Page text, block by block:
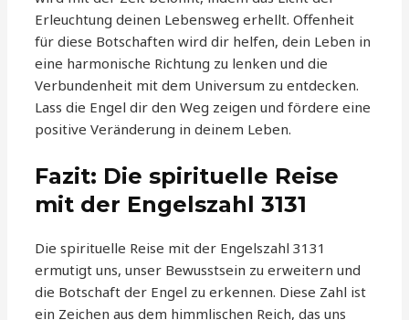
Erleuchtung deinen Lebensweg erhellt. Offenheit
für diese Botschaften wird dir helfen, dein Leben in
eine harmonische Richtung zu lenken und die
Verbundenheit mit dem Universum zu entdecken.
Lass die Engel dir den Weg zeigen und fördere eine
positive Veränderung in deinem Leben.
Fazit: Die spirituelle Reise
mit der Engelszahl 3131
Die spirituelle Reise mit der Engelszahl 3131
ermutigt uns, unser Bewusstsein zu erweitern und
die Botschaft der Engel zu erkennen. Diese Zahl ist
ein Zeichen aus dem himmlischen Reich, das uns